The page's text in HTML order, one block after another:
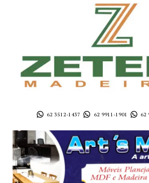
62 3512-1437 62 9911-1901 62